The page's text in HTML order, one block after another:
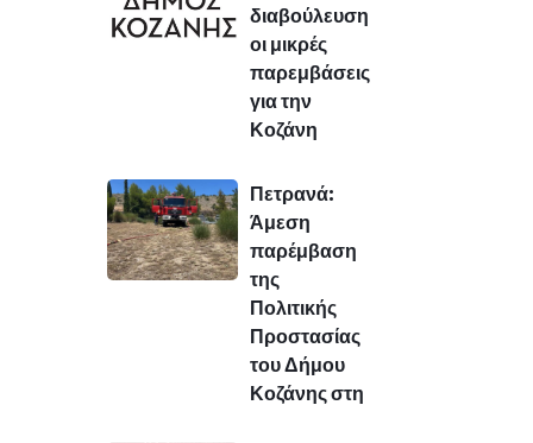
διαβούλευση
οι μικρές
παρεμβάσεις
για την
Κοζάνη
Πετρανά:
Άμεση
παρέμβαση
της
Πολιτικής
Προστασίας
του Δήμου
Κοζάνης στη